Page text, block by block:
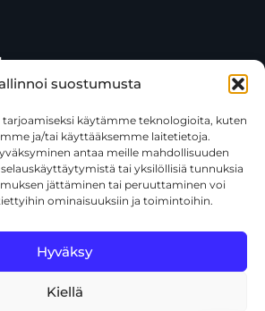
suostumusta
tarjoamiseksi käytämme teknologioita, kuten
ja/tai käyttääksemme laitetietoja.
antaa meille mahdollisuuden
tai yksilöllisiä tunnuksia
jättäminen tai peruuttaminen voi
ominaisuuksiin ja toimintoihin.
Hyväksy
Kiellä